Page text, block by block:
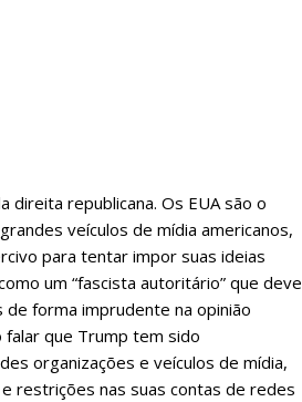
direita republicana. Os EUA são o
veículos de mídia americanos,
para tentar impor suas ideias
um “fascista autoritário” que deve
forma imprudente na opinião
falar que Trump tem sido
organizações e veículos de mídia,
restrições nas suas contas de redes